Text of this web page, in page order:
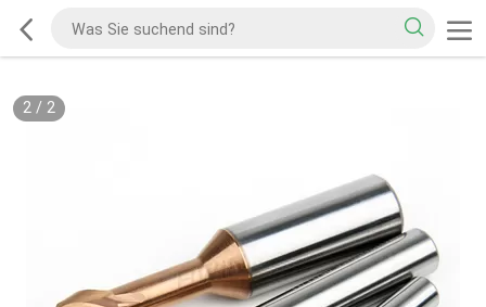
2/ 2